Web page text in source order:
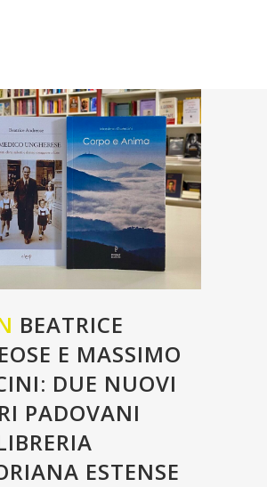
BEATRICE
E MASSIMO
DUE NUOVI
PADOVANI
ESTENSE